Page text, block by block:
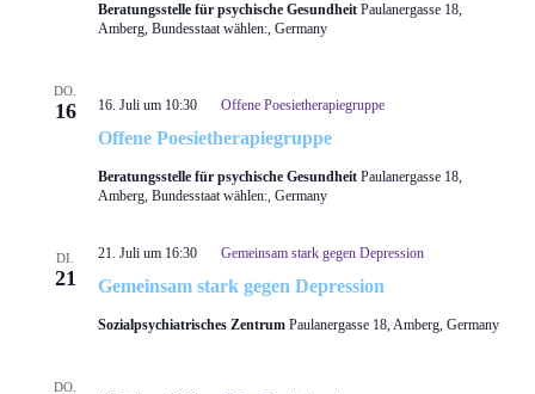
Beratungsstelle für psychische Gesundheit Paulanergasse 18,
Amberg, Bundesstaat wählen:, Germany
DO.
16
Offene Poesietherapiegruppe
16. Juli um 10:30 Offene Poesietherapiegruppe
Beratungsstelle für psychische Gesundheit Paulanergasse 18,
Amberg, Bundesstaat wählen:, Germany
DI.
21 Gemeinsam stark gegen Depression
21. Juli um 16:30 Gemeinsam stark gegen Depression
Sozialpsychiatrisches Zentrum Paulanergasse 18, Amberg, Germany
DO.